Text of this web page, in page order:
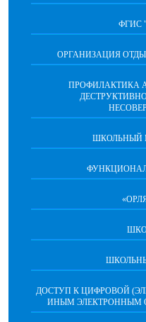
ФГИС
ОРГАНИЗАЦИЯ
ПРОФИЛАКТИКА
ШКОЛЬНЫЙ
ДОСТУП К ЦИФРОВОЙ
ИНЫМ ЭЛЕКТРОННЫМ